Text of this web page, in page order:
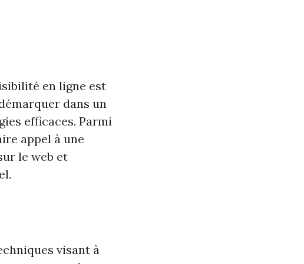
en ligne est
dans un
efficaces. Parmi
appel à une
le web et
visant à